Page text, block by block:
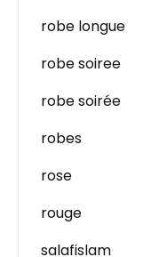
robe longue
robe soiree
robe soirée
robes
rose
rouge
salafislam